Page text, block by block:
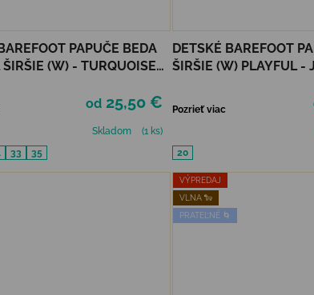
PAPUČE BEDA
ŠIRŠIE (W) - TURQUOISE
od25,50 €
Skladom
(1 ks)
33 35
DETSKÉ BAREFOOT
ŠIRŠIE (W) PLAYFUL -
Pozrieť viac
20
VÝPREDAJ
VLNA 🐑
PRATEĽNÉ 🌀